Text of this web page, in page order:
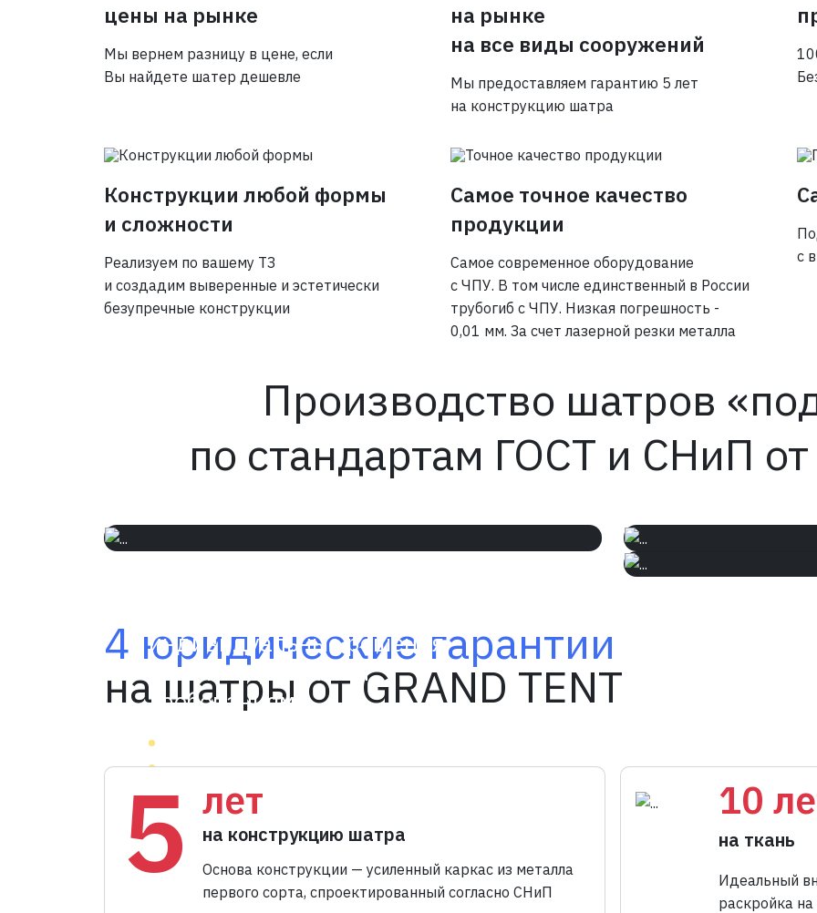
цены на рынке
Мы вернем разницу в цене, если
Вы найдете шатер дешевле
на рынке
на все виды сооружений
Мы предоставляем гарантию 5 лет
на конструкцию шатра
Конструкции любой формы
и сложности
Реализуем по вашему ТЗ
и создадим выверенные и эстетически
безупречные конструкции
Самое точное качество
продукции
Самое современное оборудование
с ЧПУ. В том числе единственный в России
трубогиб с ЧПУ. Низкая погрешность -
0,01 мм. За счет лазерной резки металла
с
Производство шатров
по стандартам ГОСТ и СНиП
индивидуальные решения,
отвечающие вашим
требованиям:
вместимость
брендирование
оснащение
После
4 юридические гарантии
на шатры от GRAND TENT
5 лет
на конструкцию шатра
Основа конструкции — усиленный каркас из металла
первого сорта, спроектированный согласно СНиП
10
на ткань
Идеальный
раскройка